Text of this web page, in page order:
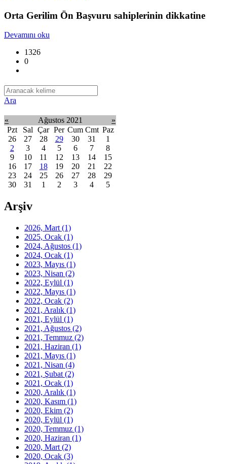
Orta Gerilim Ön Başvuru sahiplerinin dikkatine
Devamını oku
1326
0
Ara
« Ağustos 2021
»
Pzt
Sal Çar Per Cum Cmt Paz
26
27 28 29 30 31
1
2
3 4 5 6 7
8
9
10 11 12 13 14
15
16
17 18 19 20 21
22
23
24 25 26 27 28
29
30
31 1 2 3 4 5
Arşiv
2026, Mart (1)
2025, Ocak (1)
2024, Ağustos (1)
2024, Ocak (1)
2023, Mayıs (1)
2023, Nisan (2)
2022, Eylül (1)
2022, Mayıs (1)
2022, Ocak (2)
2021, Aralık (1)
2021, Eylül (1)
2021, Ağustos (2)
2021, Temmuz (2)
2021, Haziran (1)
2021, Mayıs (1)
2021, Nisan (4)
2021, Şubat (2)
2021, Ocak (1)
2020, Aralık (1)
2020, Kasım (1)
2020, Ekim (2)
2020, Eylül (1)
2020, Temmuz (1)
2020, Haziran (1)
2020, Mart (2)
2020, Ocak (3)